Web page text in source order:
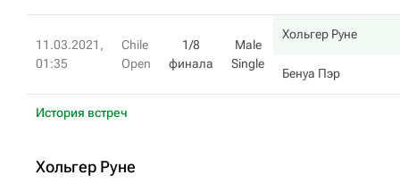
11.03.2021,
01:35
Chile
Open
1/8
финала
Male
Single
Хольгер Руне
Бенуа Пэр
История встреч
Хольгер Руне